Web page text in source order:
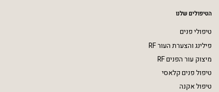
הטיפולים שלנו
טיפולי פנים
פילינג והצערת העור RF
מיצוק עור הפנים RF
טיפול פנים קלאסי
טיפול אקנה